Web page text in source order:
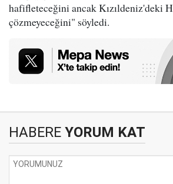
hafifleteceğini ancak Kızıldeniz'deki
çözmeyeceğini" söyledi.
HABERE YORUM KAT